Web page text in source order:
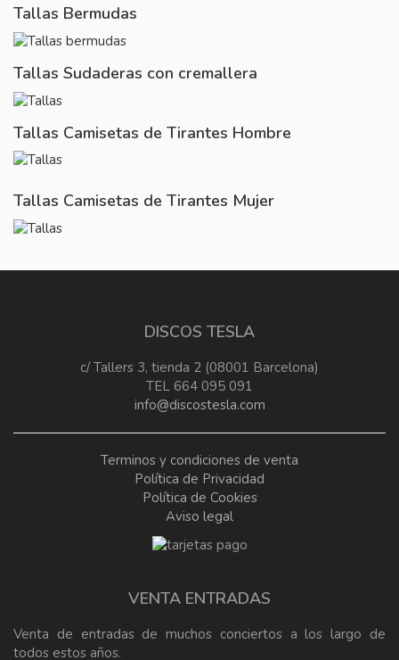
Tallas Bermudas
Tallas Sudaderas con cremallera
Tallas Camisetas de Tirantes Hombre
Tallas Camisetas de Tirantes Mujer
DISCOS TESLA
c/ Tallers 3, tienda 2 (08001 Barcelona)
TEL 664 095 091
info@discostesla.com
Terminos y condiciones de venta
Política de Privacidad
Política de Cookies
Aviso legal
VENTA ENTRADAS
Venta de entradas de muchos conciertos a los largo de
todos estos años.